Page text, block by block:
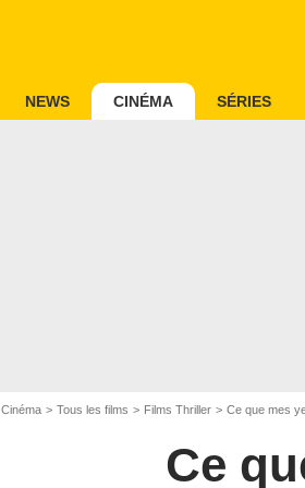
NEWS CINÉMA SÉRIES
Cinéma Tous les films Films Thriller Ce que mes
Ce